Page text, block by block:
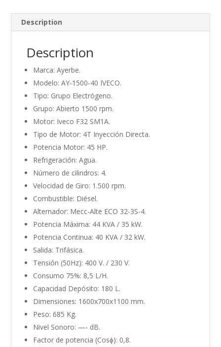
Description
Description
Marca: Ayerbe.
Modelo: AY-1500-40 IVECO.
Tipo: Grupo Electrógeno.
Grupo: Abierto 1500 rpm.
Motor: Iveco F32 SM1A.
Tipo de Motor: 4T Inyección Directa.
Potencia Motor: 45 HP.
Refrigeración: Agua.
Número de cilindros: 4.
Velocidad de Giro: 1.500 rpm.
Combustible: Diésel.
Alternador: Mecc-Alte ECO 32-3S-4.
Potencia Máxima: 44 KVA / 35 kW.
Potencia Continua: 40 KVA / 32 kW.
Salida: Trifásica.
Tensión (50Hz): 400 V. / 230 V.
Consumo 75%: 8,5 L/H.
Capacidad Depósito: 180 L.
Dimensiones: 1600x700x1100 mm.
Peso: 685 Kg.
Nivel Sonoro: —- dB.
Factor de potencia (Cosϕ): 0,8.